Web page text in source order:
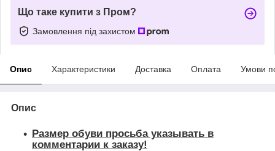
Що таке купити з Пром?
Замовлення під захистом
Опис Характеристики Доставка Оплата Умови
Опис
Размер обуви просьба указывать в
комментарии к заказу!